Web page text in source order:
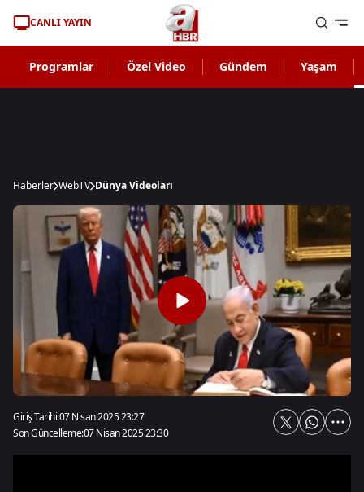
CANLI YAYIN
Programlar Özel Video Gündem Yaşam
Haberler WebTV Dünya Videoları
Giriş Tarihi:07 Nisan 2025 23:27
Son Güncelleme:07 Nisan 2025 23:30